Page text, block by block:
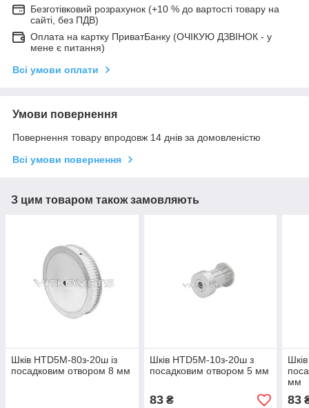
Безготівковий розрахунок (+10 % до вартості товару на
сайті, без ПДВ)
Оплата на картку ПриватБанку (ОЧІКУЮ ДЗВІНОК - у
мене є питання)
Всі умови оплати
Умови повернення
Повернення товару впродовж 14 днів за домовленістю
Всі умови повернення
З цим товаром також замовляють
Шків HTD5M-80з-20ш із
посадковим отвором 8 мм
Шків HTD5M-10з-20ш з
посадковим отвором 5 мм
83₴
мм
83